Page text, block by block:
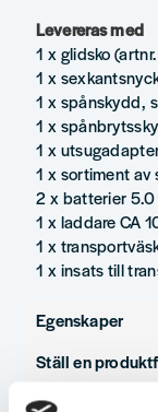
Levereras med
1 x glidsko
1 x
1 x spånskydd,
1 x
1 x
1 x sortiment
2 x batterier
1 x laddare CA
1 x
1 x insats till
Egenskaper
Varumärke
Ställ en